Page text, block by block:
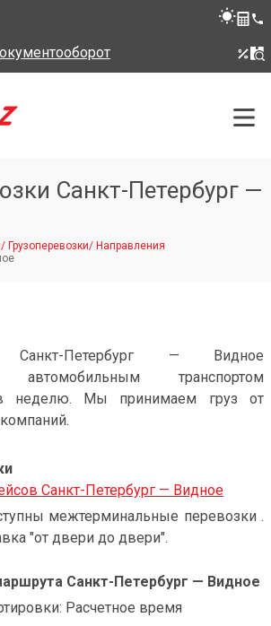
Санкт-Петербург —
/ Грузоперевозки/ Направления
Санкт-Петербург — Видное
автомобильным транспортом
неделю. Мы принимаем груз от
Санкт-Петербург — Видное
межтерминальные перевозки .
"от двери до двери".
Санкт-Петербург — Видное
Расчетное время